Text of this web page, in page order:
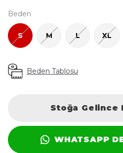
Beden
S M L XL
Beden Tablosu
Stoğa Gelince
WHATSAPP